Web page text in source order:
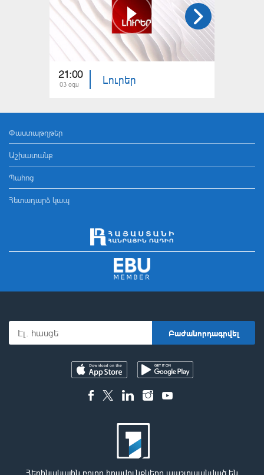
21:00
03 օգս Լուրեր
Փաստաթղթեր
Աշխատանք
Պահոց
Հետադարձ կապ
Հեղինակային բոլոր իրավունքները պաշտպանված են